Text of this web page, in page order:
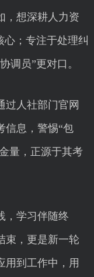
，想深耕人力资
心；专注于处理纠
调员”更对口。
过人社部门官网
信息，警惕“包
量，正源于其考
，学习伴随终
束，更是新一轮
用到工作中，用